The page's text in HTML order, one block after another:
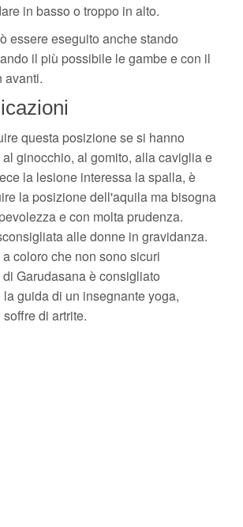
in basso o troppo in alto.
essere eseguito anche stando
il più possibile le gambe e con il
avanti.
questa posizione se si hanno
ginocchio, al gomito, alla caviglia e
la lesione interessa la spalla, è
la posizione dell'aquila ma bisogna
e con molta prudenza.
alle donne in gravidanza.
coloro che non sono sicuri
Garudasana è consigliato
guida di un insegnante yoga,
di artrite.